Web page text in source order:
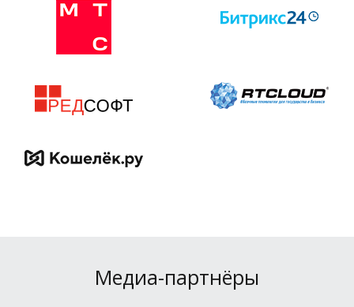
Медиа-партнёры